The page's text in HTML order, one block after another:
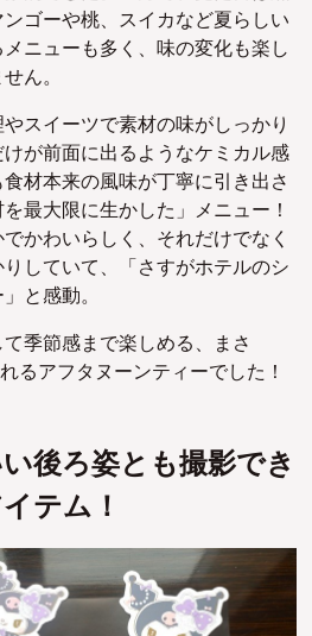
ゴーや桃、スイカなど夏らしい
ニューも多く、味の変化も楽し
ん。
スイーツで素材の味がしっかり
が前面に出るようなケミカル感
材本来の風味が丁寧に引き出さ
最大限に生かした」メニュー！
かわいらしく、それだけでなく
していて、「さすがホテルのシ
と感動。
季節感まで楽しめる、まさ
るアフタヌーンティーでした！
後ろ姿とも撮影でき
テム！